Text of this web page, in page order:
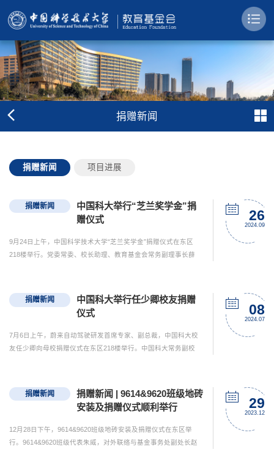
捐赠新闻
捐赠新闻 项目进展
捐赠新闻
中国科大举行“芝兰奖学金”捐
赠仪式
9月24日上午，中国科学技术大学“芝兰奖学金”捐赠仪式在东区
218楼举行。党委常委、校长助理、教育基金会常务副理事长薛
持。
26
2024.09
捐赠新闻
中国科大举行任少卿校友捐赠
仪式
7月6日上午，蔚来自动驾驶研发首席专家、副总裁，中国科大校
友任少卿向母校捐赠仪式在东区218楼举行。中国科大常务副校
国科大教育基金会秘书长周宇主持。潘建伟代表学校向任少卿校
友对母校的支持和深情厚谊表示感谢。他指出，近年来科大人中
涌现出一大批人工智能领域的领军人才，为推动行业发展发挥了
重要作...
08
2024.07
捐赠新闻
捐赠新闻 | 9614&9620班级地砖
安装及捐赠仪式顺利举行
12月28日下午，9614&9620班级地砖安装及捐赠仪式在东区举
行。9614&9620班级代表朱威，对外联络与基金事务处副处长赵
29
2023.12